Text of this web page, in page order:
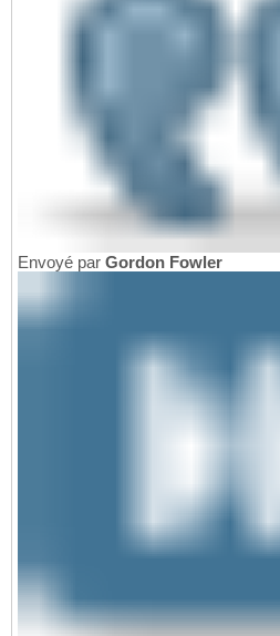
Envoyé par Gordon Fowler